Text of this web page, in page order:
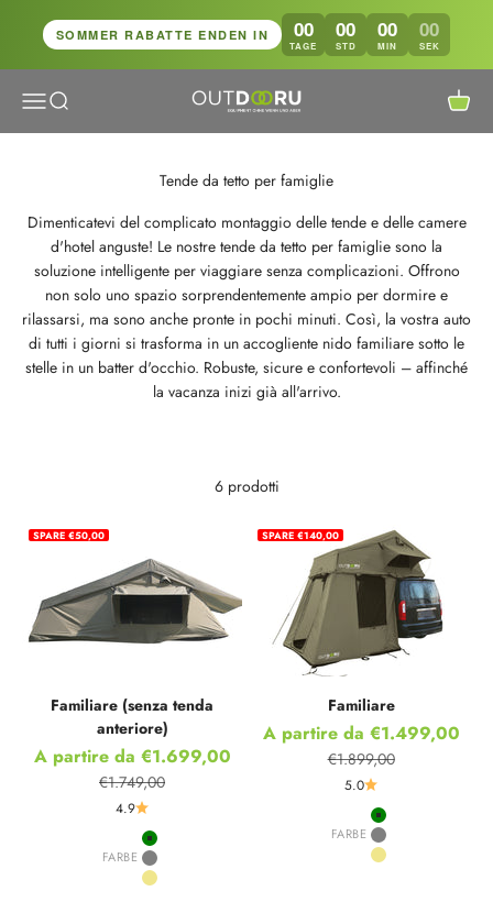
SOMMER RABATTE ENDEN IN 00
TAGE
00
STD
00
MIN
00
SEK
Apri il menu di navigazione
Mostra il menu di ricercaOutdoorU GmbH
Tende da tetto per famiglie
Dimenticatevi del complicato montaggio delle tende e delle camere
d'hotel anguste! Le nostre tende da tetto per famiglie sono la
soluzione intelligente per viaggiare senza complicazioni. Offrono
non solo uno spazio sorprendentemente ampio per dormire e
rilassarsi, ma sono anche pronte in pochi minuti. Così, la vostra auto
di tutti i giorni si trasforma in un accogliente nido familiare sotto le
stelle in un batter d'occhio. Robuste, sicure e confortevoli – affinché
la vacanza inizi già all'arrivo.
6 prodotti
SPARE €50,00
Familiare (senza tenda
anteriore)
Prezzo scontato
A partire da €1.699,00
Prezzo
€1.749,00
4.9
FARBE
Green
Grey
Khaki
SPARE €140,00
Familiare
Prezzo scontato
A partire da €1.499,00
Prezzo
€1.899,00
5.0
FARBE
Green
Grey
Khaki